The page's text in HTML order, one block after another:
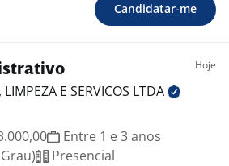
Candidatar-me
Hoje
E SERVICOS LTDA
Entre 1 e 3 anos
Presencial